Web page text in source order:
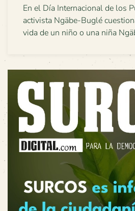
En el Día Internacional de los
activista Ngäbe-Buglé
vida de un niño o una niña